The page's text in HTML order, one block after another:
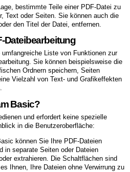
bestimmte Teile einer PDF-Datei zu
Text oder Seiten. Sie können auch die
den Titel der Datei, entfernen.
Dateibearbeitung
Liste von Funktionen zur
Sie können beispielsweise die
Ordnern speichern, Seiten
Vielzahl von Text- und Grafikeffekten
Basic?
und erfordert keine spezielle
in die Benutzeroberfläche:
können Sie Ihre PDF-Dateien
in separate Seiten oder Dateien
extrahieren. Die Schaltflächen sind
Ihnen, Ihre Dateien ohne Verwirrung zu